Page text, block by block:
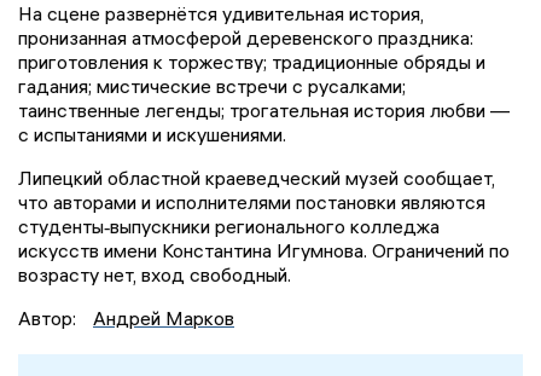
На сцене развернётся удивительная история,
пронизанная атмосферой деревенского праздника:
приготовления к торжеству; традиционные обряды и
гадания; мистические встречи с русалками;
таинственные легенды; трогательная история любви —
с испытаниями и искушениями.
Липецкий областной краеведческий музей сообщает,
что авторами и исполнителями постановки являются
студенты‑выпускники регионального колледжа
искусств имени Константина Игумнова. Ограничений по
возрасту нет, вход свободный.
Автор:
Андрей Марков